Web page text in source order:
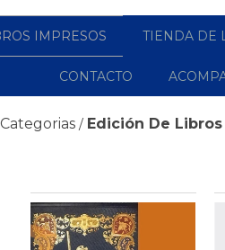
IMPRESOS TIENDA DE
CONTACTO
Categorias / Edición De Libros